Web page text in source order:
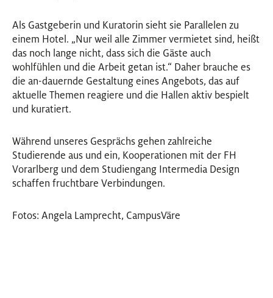
Als Gastgeberin und Kuratorin sieht sie Parallelen zu
einem Hotel. „Nur weil alle Zimmer vermietet sind, heißt
das noch lange nicht, dass sich die Gäste auch
wohlfühlen und die Arbeit getan ist.“ Daher brauche es
die an-dauernde Gestaltung eines Angebots, das auf
aktuelle Themen reagiere und die Hallen aktiv bespielt
und kuratiert.
Während unseres Gesprächs gehen zahlreiche
Studierende aus und ein, Kooperationen mit der FH
Vorarlberg und dem Studiengang Intermedia Design
schaffen fruchtbare Verbindungen.
Fotos: Angela Lamprecht, CampusVäre